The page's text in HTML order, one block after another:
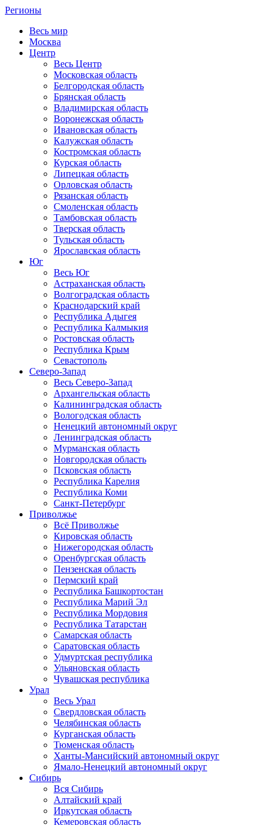
Регионы
Весь мир
Москва
Центр
Весь Центр
Московская область
Белгородская область
Брянская область
Владимирская область
Воронежская область
Ивановская область
Калужская область
Костромская область
Курская область
Липецкая область
Орловская область
Рязанская область
Смоленская область
Тамбовская область
Тверская область
Тульская область
Ярославская область
Юг
Весь Юг
Астраханская область
Волгоградская область
Краснодарский край
Республика Адыгея
Республика Калмыкия
Ростовская область
Республика Крым
Севастополь
Северо-Запад
Весь Северо-Запад
Архангельская область
Калининградская область
Вологодская область
Ненецкий автономный округ
Ленинградская область
Мурманская область
Новгородская область
Псковская область
Республика Карелия
Республика Коми
Санкт-Петербург
Приволжье
Всё Приволжье
Кировская область
Нижегородская область
Оренбургская область
Пензенская область
Пермский край
Республика Башкортостан
Республика Марий Эл
Республика Мордовия
Республика Татарстан
Самарская область
Саратовская область
Удмуртская республика
Ульяновская область
Чувашская республика
Урал
Весь Урал
Свердловская область
Челябинская область
Курганская область
Тюменская область
Ханты-Мансийский автономный округ
Ямало-Ненецкий автономный округ
Сибирь
Вся Сибирь
Алтайский край
Иркутская область
Кемеровская область